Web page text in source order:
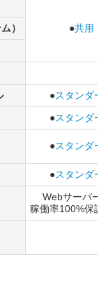
●共用
）
●スタンダー
●スタンダー
●スタンダー
●スタンダー
Webサーバー
稼働率100%保証